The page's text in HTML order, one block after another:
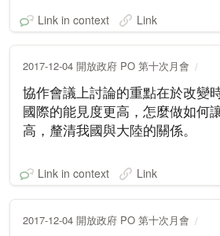
Link in context Link
2017-12-04 開放政府 PO 第十次月會
協作會議上討論的重點在於改變
國際的能見度更高，怎麼做如何
高，釐清我國與大陸的關係。
Link in context Link
2017-12-04 開放政府 PO 第十次月會